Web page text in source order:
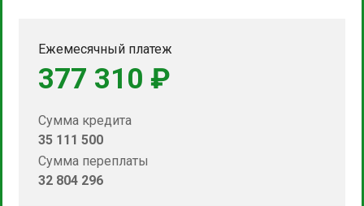
Ежемесячный платеж
377 310 ₽
Сумма кредита
35 111 500
Сумма переплаты
32 804 296